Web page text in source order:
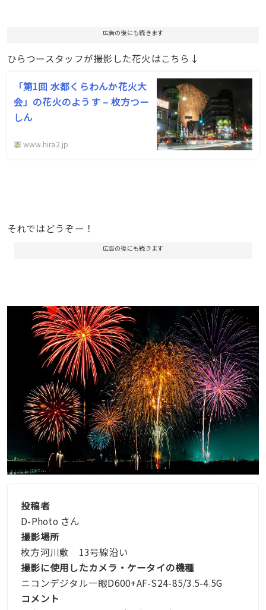
広告の後にも続きます
ひらつースタッフが撮影した花火はこちら↓
「第1回 水都くらわんか花火大
会」の花火のようす – 枚方つー
しん
www.hira2.jp
それではどうぞー！
広告の後にも続きます
投稿者
D-Photo さん
撮影場所
枚方河川敷 13号線沿い
撮影に使用したカメラ・ケータイの機種
ニコンデジタル一眼D600+AF-S24-85/3.5-4.5G
コメント